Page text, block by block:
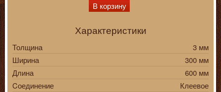
В корзину
Характеристики
Толщина
3 мм
Ширина
300 мм
Длина
600 мм
Cоединение
Клеевое